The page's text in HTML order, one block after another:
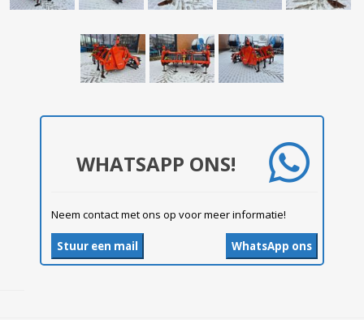
WHATSAPP ONS!
Neem contact met ons op voor meer informatie!
WhatsApp ons
Stuur een mail